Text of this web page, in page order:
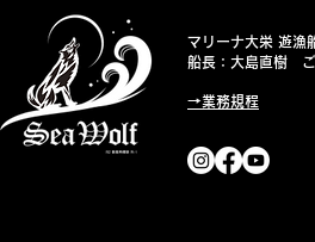
マリーナ大栄 遊漁
船長：大島直樹
→業務規程